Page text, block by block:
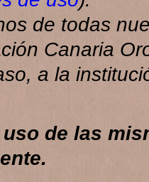
de todas
Canaria
a la
de las